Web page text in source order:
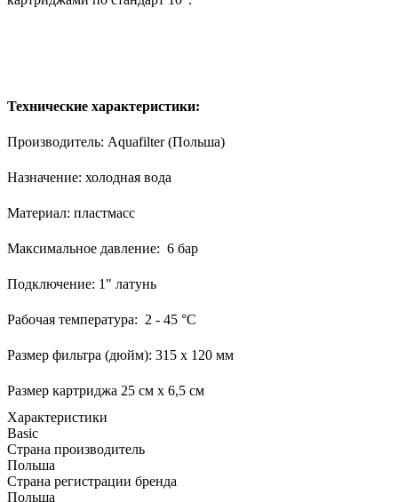
Технические характеристики:
Производитель: Aquafilter (Польша)
Назначение: холодная вода
Материал: пластмасс
Максимальное давление: 6 бар
Подключение: 1" латунь
Рабочая температура: 2 - 45 °С
Размер фильтра (дюйм): 315 х 120 мм
Размер картриджа 25 см х 6,5 см
Характеристики
Basic
Страна производитель
Польша
Страна регистрации бренда
Польша